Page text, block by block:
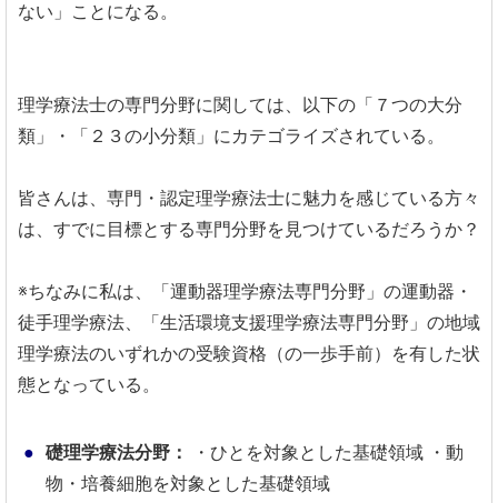
ない」ことになる。
理学療法士の専門分野に関しては、以下の「７つの大分
類」・「２３の小分類」にカテゴライズされている。
皆さんは、専門・認定理学療法士に魅力を感じている方々
は、すでに目標とする専門分野を見つけているだろうか？
※ちなみに私は、「運動器理学療法専門分野」の運動器・
徒手理学療法、「生活環境支援理学療法専門分野」の地域
理学療法のいずれかの受験資格（の一歩手前）を有した状
態となっている。
礎理学療法分野： ・ひとを対象とした基礎領域 ・動
物・培養細胞を対象とした基礎領域